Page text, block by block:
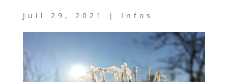
Juil 29, 2021 | Infos